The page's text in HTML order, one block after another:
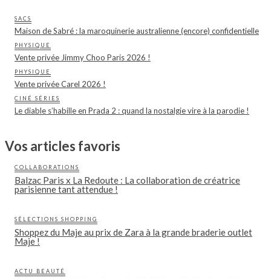
SACS
Maison de Sabré : la maroquinerie australienne (encore) confidentielle
PHYSIQUE
Vente privée Jimmy Choo Paris 2026 !
PHYSIQUE
Vente privée Carel 2026 !
CINÉ SÉRIES
Le diable s’habille en Prada 2 : quand la nostalgie vire à la parodie !
Vos articles favoris
COLLABORATIONS
Balzac Paris x La Redoute : La collaboration de créatrice
parisienne tant attendue !
SÉLECTIONS SHOPPING
Shoppez du Maje au prix de Zara à la grande braderie outlet
Maje !
ACTU BEAUTÉ